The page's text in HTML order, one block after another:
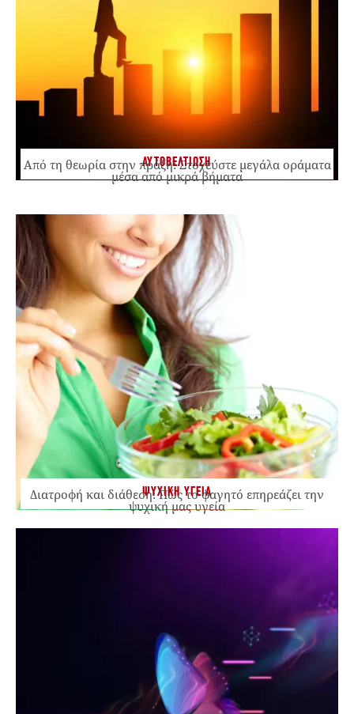
ΑΥΤΟΒΕΛΤΙΩΣΗ
Από τη θεωρία στην πράξη: Στοχεύστε μεγάλα οράματα
μέσα από μικρά βήματα
ΨΥΧΙΚΗ ΥΓΕΙΑ
Διατροφή και διάθεση: Πώς το φαγητό επηρεάζει την
ψυχική μας υγεία